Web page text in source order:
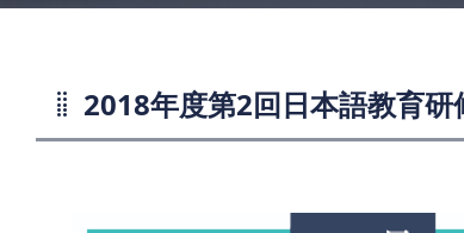
2018年度第2回日本語教育